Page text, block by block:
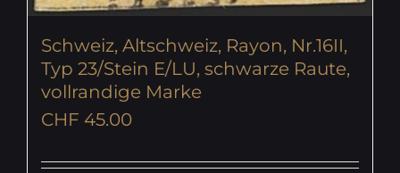
Schweiz, Altschweiz, Rayon, Nr.16II,
Typ 23/Stein E/LU, schwarze Raute,
vollrandige Marke
CHF 45.00